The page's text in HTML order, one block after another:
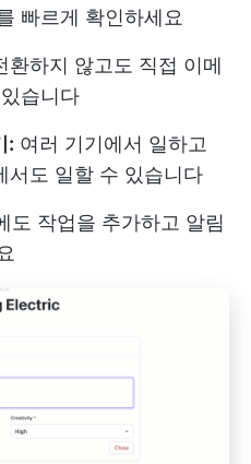
빠르게 확인하세요
환하지 않고도 직접 이메
습니다
: 여러 기기에서 일하고
서도 일할 수 있습니다
도 작업을 추가하고 알림